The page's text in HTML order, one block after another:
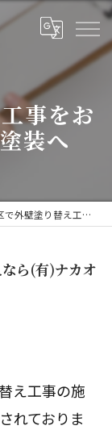
事をお
装へ
り替え工事をお考えなら(有)ナカオ塗装へ
ら(有)ナカオ
え工事の施
れておりま